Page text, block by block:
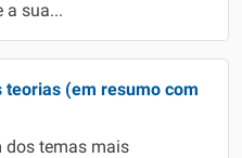
a sua...
teorias (em resumo com
dos temas mais